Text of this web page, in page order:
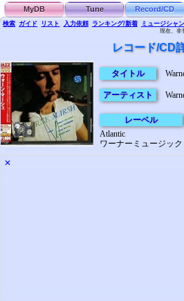
MyDB Tune Record/CD
検索 ガイド リスト 入力依頼 ランキング/新着 ミュージシャ
現在、非
レコード/CD
タイトル
アーティスト
レーベル
Atlantic
ワーナーミュージック
✕